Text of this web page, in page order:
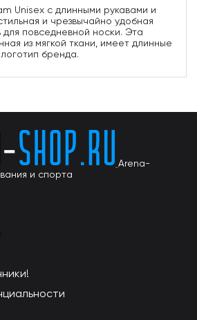
Unisex с длинными рукавами и
и чрезвычайно удобная
повседневной носки. Эта
из мягкой ткани, имеет длинные
бренда.
Arena-
и спорта